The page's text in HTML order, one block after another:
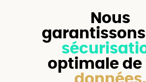
Nous
optimale de